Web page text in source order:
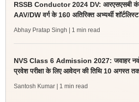
RSSB Conductor 2024 DV: आरएसएसबी
AAV/DW वर्ग के 160 अतिरिक्त अभ्यर्थी शॉर्टलिस्ट
Abhay Pratap Singh | 1 min read
NVS Class 6 Admission 2027: जवाहर
प्रवेश परीक्षा के लिए आवेदन की तिथि 10 अगस्त
Santosh Kumar | 1 min read